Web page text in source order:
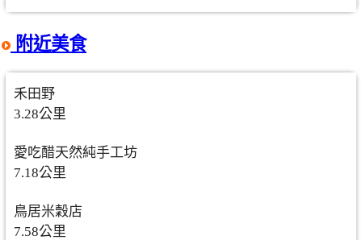
附近美食
禾田野
3.28公里
愛吃醋天然純手工坊
7.18公里
鳥居米穀店
7.58公里